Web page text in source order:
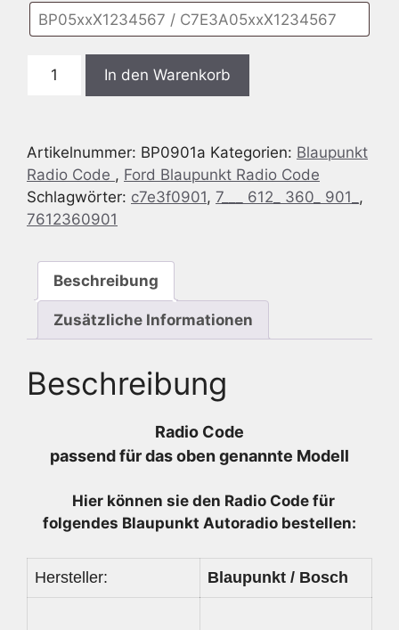
Blaupunkt
HSRNS
-
7
612
901
7612360901
In den Warenkorb
Artikelnummer: BP0901a Kategorien: Blaupunkt
Radio Code , Ford Blaupunkt Radio Code
Schlagwörter: c7e3f0901, 7___ 612_ 360_ 901_ ,
7612360901
Beschreibung
Zusätzliche Informationen
Beschreibung
Radio Code
passend für das oben genannte Modell
Hier können sie den Radio Code für
folgendes Blaupunkt Autoradio bestellen:
Hersteller: Blaupunkt / Bosch